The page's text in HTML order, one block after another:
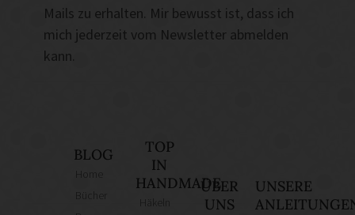
Mails zu erhalten. Mir bewusst ist, dass ich
mich jederzeit vom Newsletter abmelden
kann.
BLOG
TOP
IN
HANDMADEÜBER
UNS
UNSERE